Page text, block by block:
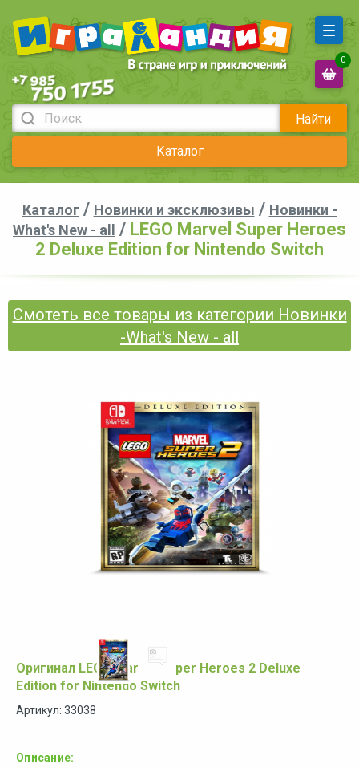
Найти
Каталог
0
Каталог/ Новинки и эксклюзивы / Новинки -
What's New - all
/ LEGO Marvel Super Heroes
2 Deluxe Edition for Nintendo Switch
Смотеть все товары из категории Новинки
-What's New - all
Оригинал LEGO Marvel Super Heroes 2 Deluxe
Edition for Nintendo Switch
Артикул: 33038
Описание: